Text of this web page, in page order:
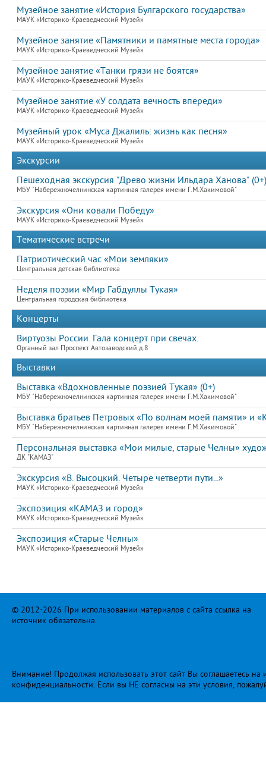
Музейное занятие «История Булгарского государства»
МАУК «Историко-Краеведческий Музей»
Музейное занятие «Памятники и памятные места города»
МАУК «Историко-Краеведческий Музей»
Музейное занятие «Танки грязи не боятся»
МАУК «Историко-Краеведческий Музей»
Музейное занятие «У солдата вечность впереди»
МАУК «Историко-Краеведческий Музей»
Музейный урок «Муса Джалиль: жизнь как песня»
МАУК «Историко-Краеведческий Музей»
Экскурсии
Пешеходная экскурсия "Древо жизни Ильдара Ханова" (0+)
МБУ "Набережночелнинская картинная галерея имени Г.М.Хакимовой"
Экскурсия «Они ковали Победу»
МАУК «Историко-Краеведческий Музей»
Тематические встречи
Патриотический час «Мои земляки»
Центральная детская библиотека
Неделя поэзии «Мир Габдуллы Тукая»
Центральная городская библиотека
Концерты
Виртуозы России. Гала концерт при свечах.
Органный зал Проспект Автозаводский д.8
Выставки
Выставка «Вдохновленные поэзией Тукая» (0+)
МБУ "Набережночелнинская картинная галерея имени Г.М.Хакимовой"
Выставка братьев Петровых «По волнам моей памяти» и
МБУ "Набережночелнинская картинная галерея имени Г.М.Хакимовой"
Персональная выставка «Мои милые, старые Челны»
ДК "КАМАЗ"
Экскурсия «В. Высоцкий. Четыре четверти пути...»
МАУК «Историко-Краеведческий Музей»
Экспозиция «КАМАЗ и город»
МАУК «Историко-Краеведческий Музей»
Экспозиция «Старые Челны»
МАУК «Историко-Краеведческий Музей»
© 2012-2026 При использовании материалов с сайта ссылка на
источник обязательна.
Внимание! Продолжая использовать этот сайт Вы соглашаетесь
конфиденциальности. Если вы НЕ согласны на эти условия,